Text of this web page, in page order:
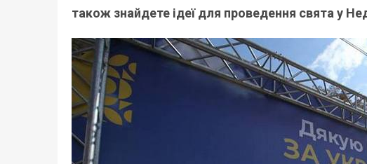
також знайдете ідеї для проведення свята у